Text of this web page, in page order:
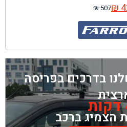
₪507
המחיר
המקורי
היה:
₪ 507.
₪המחיר
הנוכחי
הוא:
₪ 427.
בדרכים בפריסה
הצמיג ברכב